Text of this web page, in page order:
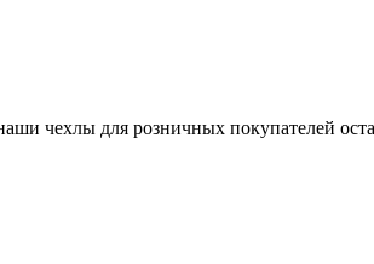
чехлы для розничных покупателей